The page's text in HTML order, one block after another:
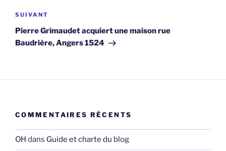
Article
suivant
SUIVANT
Pierre Grimaudet acquiert une maison rue
Baudrière, Angers 1524
COMMENTAIRES RÉCENTS
OH dans Guide et charte du blog